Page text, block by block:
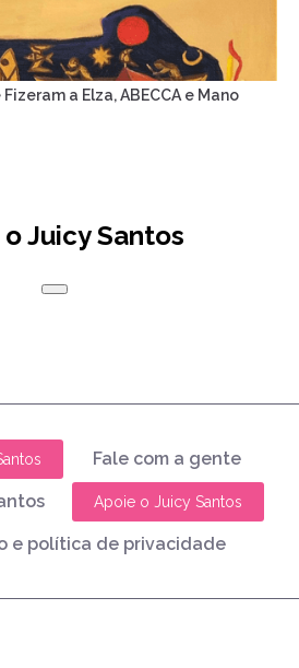
a Elza, ABECCA e Mano
Juicy Santos
Fale com a gente
Apoie o Juicy Santos
e política de privacidade